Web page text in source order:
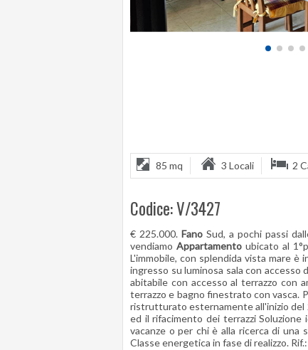
85 mq 3 Locali 2
Codice: V/3427
€ 225.000.Fano Sud, a pochi passi
vendiamoAppartamento ubicato al
L'immobile, con splendida vista mare
ingresso su luminosa sala con
abitabile con accesso al terrazzo con
terrazzo e bagno finestrato con vasca.
ristrutturato esternamente all'inizio del
ed il rifacimento dei terrazzi
vacanze o per chi è alla ricerca di una
Classe energetica in fase di realizzo.